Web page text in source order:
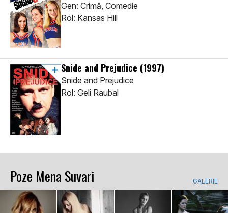
Gen: Crimă, Comedie
Rol: Kansas Hill
Snide and Prejudice (1997)
Snide and Prejudice
Rol: Geli Raubal
Poze Mena Suvari GALERIE